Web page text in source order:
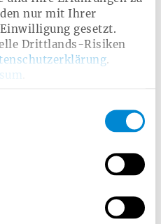
nur mit Ihrer
gesetzt.
Drittlands-Risiken
.